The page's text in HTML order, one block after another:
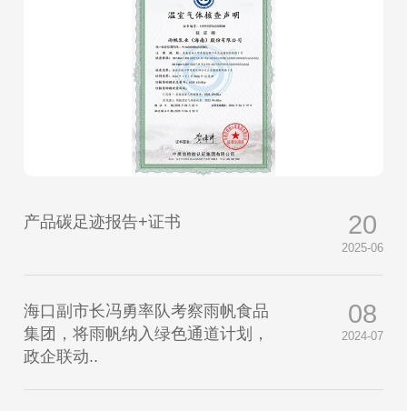
产品碳足迹报告+证书 20
2025-06
海口副市长冯勇率队考察雨帆食品
集团，将雨帆纳入绿色通道计划，
政企联动..
08
2024-07